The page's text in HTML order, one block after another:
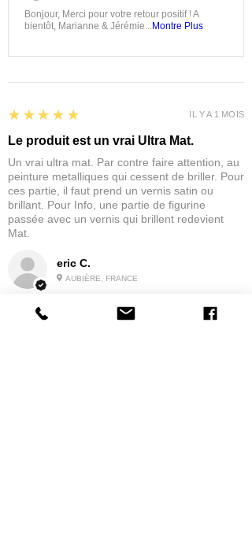
Bonjour, Merci pour votre retour positif ! A
bientôt, Marianne & Jérémie...Montre Plus
eric C.
AUBIÈRE, FRANCE
5
★★★★★
Le produit est un vrai Ultra Mat.
Un vrai ultra mat. Par contre faire attention, au
peinture metalliques qui cessent de briller. Pour
ces partie, il faut prend un vernis satin ou
brillant. Pour Info, une partie de figurine
passée avec un vernis qui brillent redevient
Mat.
IL Y A 1 MOIS